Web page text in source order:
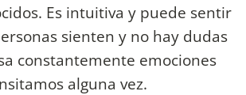
Es intuitiva y puede sentir
sienten y no hay dudas
constantemente emociones
alguna vez.